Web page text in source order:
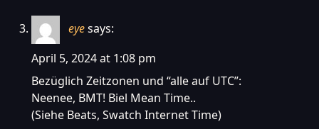
eyesays:
April 5, 2024 at 1:08 pm
Bezüglich Zeitzonen und “alle auf UTC”:
Neenee, BMT! Biel Mean Time..
(Siehe Beats, Swatch Internet Time)